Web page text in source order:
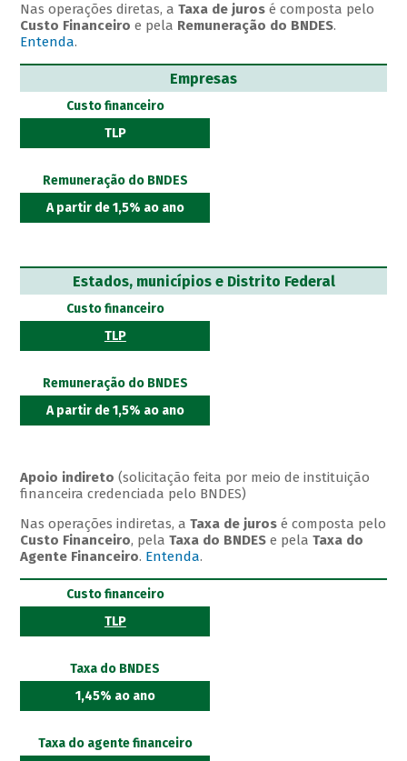
Nas operações diretas, aTaxa de juros é composta pelo
Custo Financeiro e pela Remuneração do BNDES.
Entenda.
Empresas
Custo financeiro
TLP
Remuneração do BNDES
A partir de 1,5% ao ano
Estados, municípios e Distrito Federal
Custo financeiro
TLP
Remuneração do BNDES
A partir de 1,5% ao ano
Apoio indireto(solicitação feita por meio de instituição
financeira credenciada pelo BNDES)
Nas operações indiretas, aTaxa de juros é composta pelo
Custo Financeiro, pelaTaxa do BNDES e pelaTaxa do
Agente Financeiro. Entenda.
Custo financeiro
TLP
Taxa do BNDES
1,45% ao ano
Taxa do agente financeiro